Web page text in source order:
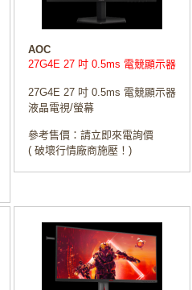
AOC
27G4E 27 吋 0.5ms 電競顯示器
27G4E 27 吋 0.5ms 電競顯示器
液晶電視/螢幕
參考售價：請立即來電詢價
( 破壞行情廠商施壓！)